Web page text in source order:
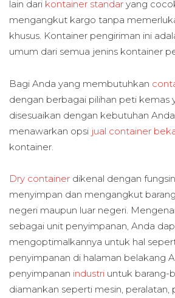
lain dari kontainer standar yang
mengangkut kargo tanpa
khusus. Kontainer pengiriman ini
umum dari semua jenins kontainer
Bagi Anda yang membutuhkan
dengan berbagai pilihan peti kemas
disesuaikan dengan kebutuhan
menawarkan opsi jual container
kontainer.
Dry container dikenal dengan
menyimpan dan mengangkut
negeri maupun luar negeri.
sebagai unit penyimpanan, Anda
mengoptimalkannya untuk hal
penyimpanan di halaman belakang
penyimpanan industri untuk barang-
diamankan seperti mesin, peralatan,